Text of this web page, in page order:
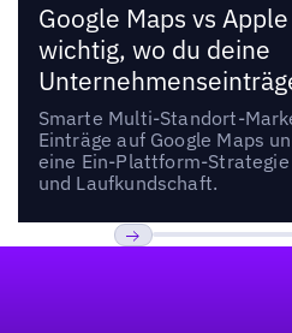
Google Maps vs
wichtig, wo du deine
Smarte Multi-Standort-
Einträge auf Google Maps
eine Ein-Plattform-
und Laufkundschaft.